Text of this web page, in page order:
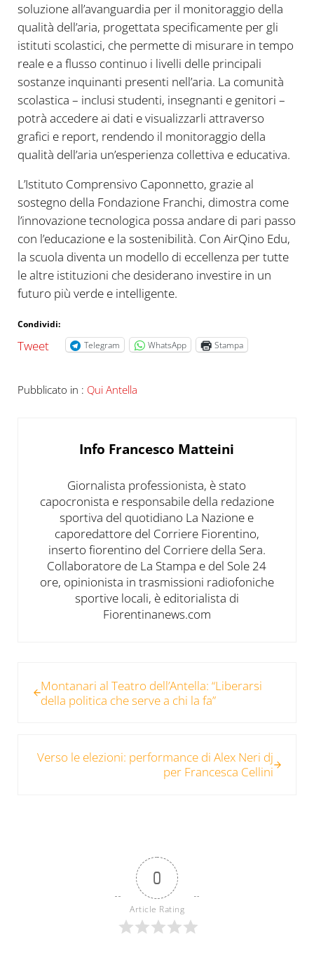
soluzione all’avanguardia per il monitoraggio della
qualità dell’aria, progettata specificamente per gli
istituti scolastici, che permette di misurare in tempo
reale e a flusso continuo i livelli delle principali
sostanze inquinanti presenti nell’aria. La comunità
scolastica – inclusi studenti, insegnanti e genitori –
potrà accedere ai dati e visualizzarli attraverso
grafici e report, rendendo il monitoraggio della
qualità dell’aria un’esperienza collettiva e educativa.
L’Istituto Comprensivo Caponnetto, grazie al
sostegno della Fondazione Franchi, dimostra come
l’innovazione tecnologica possa andare di pari passo
con l’educazione e la sostenibilità. Con AirQino Edu,
la scuola diventa un modello di eccellenza per tutte
le altre istituzioni che desiderano investire in un
futuro più verde e intelligente.
Condividi:
Tweet Telegram WhatsApp Stampa
Pubblicato in : Qui Antella
Info Francesco Matteini
Giornalista professionista, è stato
capocronista e responsabile della redazione
sportiva del quotidiano La Nazione e
caporedattore del Corriere Fiorentino,
inserto fiorentino del Corriere della Sera.
Collaboratore de La Stampa e del Sole 24
ore, opinionista in trasmissioni radiofoniche
sportive locali, è editorialista di
Fiorentinanews.com
Montanari al Teatro dell’Antella: “Liberarsi
della politica che serve a chi la fa”
Verso le elezioni: performance di Alex Neri dj
per Francesca Cellini
0
Article Rating